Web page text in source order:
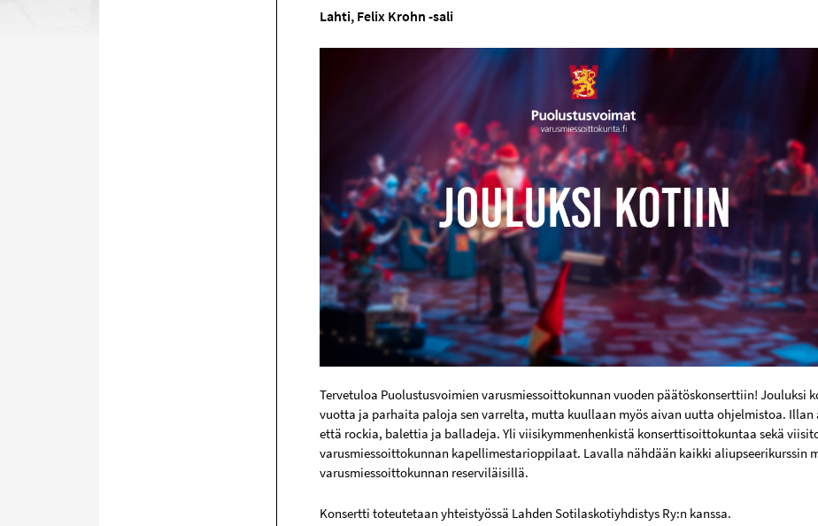
Lahti, Felix Krohn -sali
Tervetuloa Puolustusvoimien varusmiessoittokunnan vuoden päätöskonserttiin! Jouluksi
vuotta ja parhaita paloja sen varrelta, mutta kuullaan myös aivan uutta ohjelmistoa.
että rockia, balettia ja balladeja. Yli viisikymmenhenkistä konserttisoittokuntaa sekä
varusmiessoittokunnan kapellimestarioppilaat. Lavalla nähdään kaikki aliupseerikurssin
varusmiessoittokunnan reserviläisillä.
Konsertti toteutetaan yhteistyössä Lahden Sotilaskotiyhdistys Ry:n kanssa.